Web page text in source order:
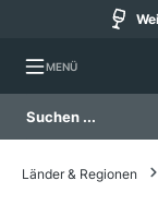
MENÜ
Länder & Regionen